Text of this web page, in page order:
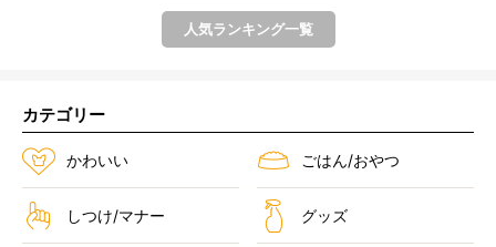
人気ランキング一覧
カテゴリー
かわいい ごはん/おやつ
しつけ/マナー グッズ